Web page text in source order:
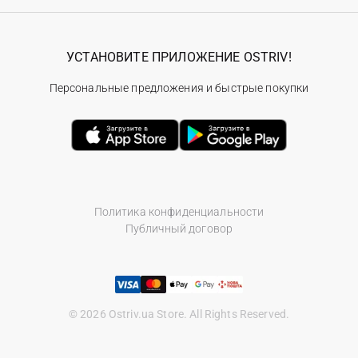
Политика конфиденциальности
Публичный договор
© 2026 Ostriv.ua Store. All Rights Reserved.
УСТАНОВИТЕ ПРИЛОЖЕНИЕ OSTRIV!
Персональные предложения и быстрые покупки